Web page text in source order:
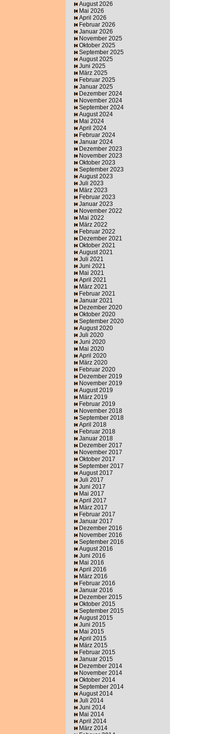
August 2026
Mai 2026
April 2026
Februar 2026
Januar 2026
November 2025
Oktober 2025
September 2025
August 2025
Juni 2025
März 2025
Februar 2025
Januar 2025
Dezember 2024
November 2024
September 2024
August 2024
Mai 2024
April 2024
Februar 2024
Januar 2024
Dezember 2023
November 2023
Oktober 2023
September 2023
August 2023
Juli 2023
März 2023
Februar 2023
Januar 2023
November 2022
Mai 2022
März 2022
Februar 2022
Dezember 2021
Oktober 2021
August 2021
Juli 2021
Juni 2021
Mai 2021
April 2021
März 2021
Februar 2021
Januar 2021
Dezember 2020
Oktober 2020
September 2020
August 2020
Juli 2020
Juni 2020
Mai 2020
April 2020
März 2020
Februar 2020
Dezember 2019
November 2019
August 2019
März 2019
Februar 2019
November 2018
September 2018
April 2018
Februar 2018
Januar 2018
Dezember 2017
November 2017
Oktober 2017
September 2017
August 2017
Juli 2017
Juni 2017
Mai 2017
April 2017
März 2017
Februar 2017
Januar 2017
Dezember 2016
November 2016
September 2016
August 2016
Juni 2016
Mai 2016
April 2016
März 2016
Februar 2016
Januar 2016
Dezember 2015
Oktober 2015
September 2015
August 2015
Juni 2015
Mai 2015
April 2015
März 2015
Februar 2015
Januar 2015
Dezember 2014
November 2014
Oktober 2014
September 2014
August 2014
Juli 2014
Juni 2014
Mai 2014
April 2014
März 2014